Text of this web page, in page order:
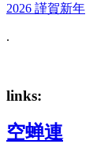
2026 謹賀新年
.
links:
空蝉連